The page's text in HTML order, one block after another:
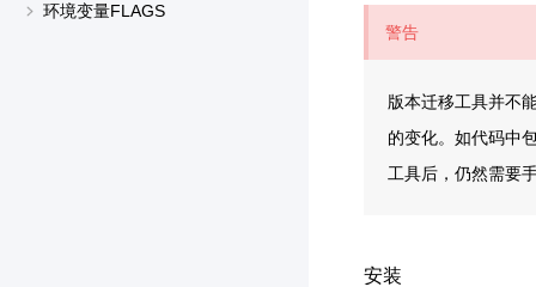
环境变量FLAGS
警告
版本迁移工具并不
的变化。如代码中
工具后，仍然需要
安装